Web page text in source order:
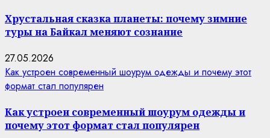
Хрустальная сказка планеты: почему зимние
туры на Байкал меняют сознание
27.05.2026
Как устроен современный шоурум одежды и почему этот
формат стал популярен
Как устроен современный шоурум одежды и
почему этот формат стал популярен